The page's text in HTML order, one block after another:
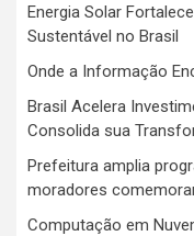
Energia Solar
Sustentável no Brasil
Onde a Informação
Brasil Acelera
Consolida sua
Prefeitura amplia
moradores
Computação em